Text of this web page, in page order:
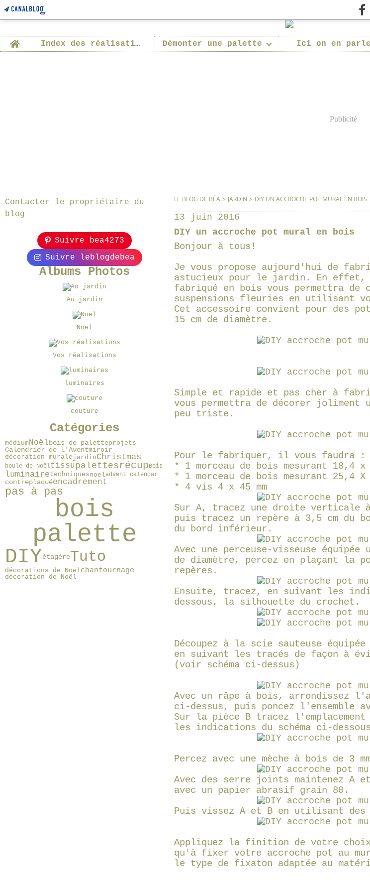
Home Index des réalisations Démonter une palette Ici on en
Publicité
Contacter le propriétaire du
blog
Suivre bea4273
Suivre leblogdebea
Albums Photos
Au jardin
Noël
Vos réalisations
luminaires
couture
Catégories
médiumNoëlbois de paletteprojets
Calendrier de l'Aventmiroir
décoration muralejardinChristmas
boule de NoëltissupalettesrécupBois
luminairetechniquesnoeladvent calendar
contreplaquéencadrement
pas à pas
bois
palette
DIYétagèreTuto
décorations de Noëlchantournage
décoration de Noël
LE BLOG DE BÉA > JARDIN > DIY UN ACCROCHE POT MURAL EN BOIS
13 juin 2016
DIY un accroche pot mural en bois
Bonjour à tous!
Je vous propose aujourd'hui de
astucieux pour le jardin. En effet,
fabriqué en bois vous permettra
suspensions fleuries en utilisant
Cet accessoire convient pour des
15 cm de diamètre.
Simple et rapide et pas cher à
vous permettra de décorer joliment
peu triste.
Pour le fabriquer, il vous faudra :
* 1 morceau de bois mesurant 18,4
* 1 morceau de bois mesurant 25,4
* 4 vis 4 x 45 mm
Sur A, tracez une droite verticale
puis tracez un repère à 3,5 cm du
du bord inférieur.
Avec une perceuse-visseuse équipée
de diamètre, percez en plaçant la
repères.
Ensuite, tracez, en suivant les
dessous, la silhouette du crochet.
Découpez à la scie sauteuse
en suivant les tracés de façon à
(voir schéma ci-dessus)
Avec un râpe à bois, arrondissez
ci-dessus, puis poncez l'ensemble
Sur la pièce B tracez l'emplacement
les indications du schéma ci-
Percez avec une mèche à bois de 3
Avec des serre joints maintenez A
avec un papier abrasif grain 80.
Puis vissez A et B en utilisant des
Appliquez la finition de votre
qu'à fixer votre accroche pot au
le type de fixaton adaptée au